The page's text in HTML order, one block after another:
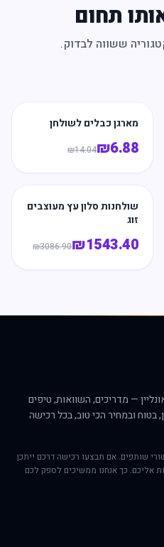
תחום
ששווה לבדוק.
מארגן כבלים לשולחן
₪6.88
₪14.04
שולחנות סלון עץ מעוצבים
זוג
₪1543.40
₪3086.90
— מדריכים, השוואות, טיפים
בטוח ובמחיר הכי טוב, בכל רכישה
שותפים. אם תבצעו רכישה דרכם ייתכן
כך אנחנו ממשיכים לספק לכם